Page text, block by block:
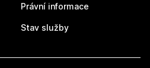
Právní informace
Stav služby